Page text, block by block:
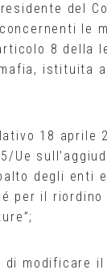
del
le
8 della
istituita
18 aprile
Ue
degli enti
per il
di modificare